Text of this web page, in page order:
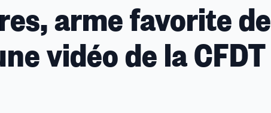
arme favorite de
vidéo de la CFDT